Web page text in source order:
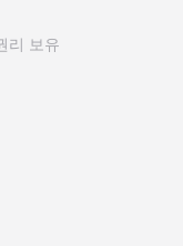
리 보유